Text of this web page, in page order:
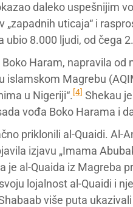
daleko uspešnijim
uticaja“ i
8.000 ljudi, od čega
Haram, napravila od
islamskom Magrebu
u Nigeriji“. [4] Shekau
vođa Boko Harama i
priklonili al-Quaidi. Al-
izjavu „Imama
je al-Quaida iz Magreba
lojalnost al-Quaidi i
više puta